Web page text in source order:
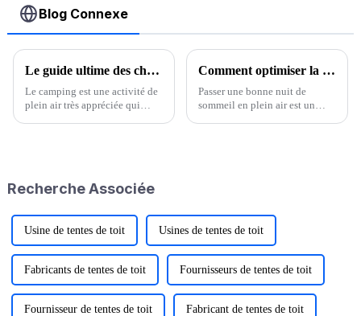
Blog Connexe
Le guide ultime des chariots pliants de camping : un incontournable pour les amateurs de plein air
Le camping est une activité de
plein air très appréciée qui
camping…
Comment optimiser la chaleur de votre sommeil en camping ?
Passer une bonne nuit de
sommeil en plein air est un
Recherche Associée
Usine de tentes de toit Usines de tentes de toit
Fabricants de tentes de toit Fournisseurs de tentes de toit
Fournisseur de tentes de toit Fabricant de tentes de toit